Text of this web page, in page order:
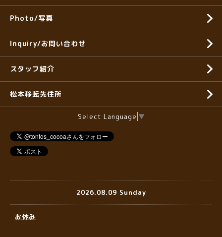
Photo/写真
Inquiry/お問い合わせ
スタッフ紹介
松本移転先住所
Select Language ▼
2026.08.09 Sunday
お休み